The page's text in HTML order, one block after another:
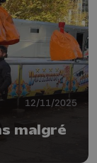
12/11/2025
malgré